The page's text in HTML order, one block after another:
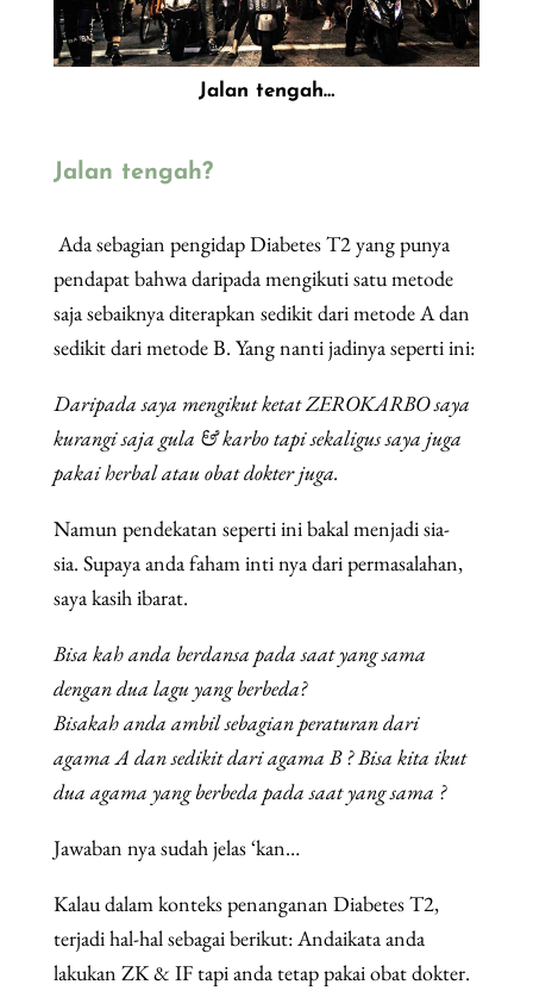
Jalan tengah…
Jalan tengah?
Ada sebagian pengidap Diabetes T2 yang punya
pendapat bahwa daripada mengikuti satu metode
saja sebaiknya diterapkan sedikit dari metode A dan
sedikit dari metode B. Yang nanti jadinya seperti ini:
Daripada saya mengikut ketat ZEROKARBO saya
kurangi saja gula & karbo tapi sekaligus saya juga
pakai herbal atau obat dokter juga.
Namun pendekatan seperti ini bakal menjadi sia-
sia. Supaya anda faham inti nya dari permasalahan,
saya kasih ibarat.
Bisa kah anda berdansa pada saat yang sama
dengan dua lagu yang berbeda?
Bisakah anda ambil sebagian peraturan dari
agama A dan sedikit dari agama B ? Bisa kita ikut
dua agama yang berbeda pada saat yang sama ?
Jawaban nya sudah jelas ‘kan…
Kalau dalam konteks penanganan Diabetes T2,
terjadi hal-hal sebagai berikut: Andaikata anda
lakukan ZK & IF tapi anda tetap pakai obat dokter.